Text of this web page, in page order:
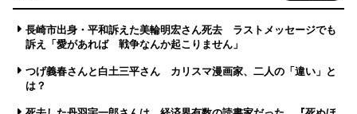
長崎市出身・平和訴えた美輪明宏さん死去 ラストメッセージでも
訴え「愛があれば 戦争なんか起こりません」
つげ義春さんと白土三平さん カリスマ漫画家、二人の「違い」と
は？